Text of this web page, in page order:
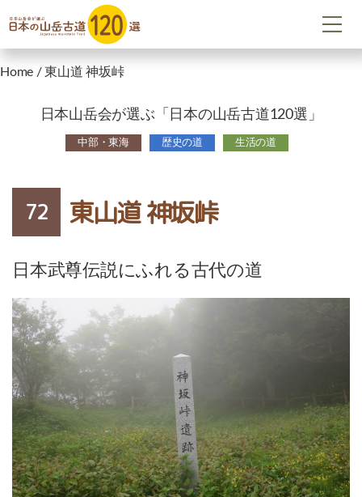
Home /東山道 神坂峠
日本山岳会が選ぶ「日本の山岳古道120選」
中部・東海 歴史の道 生活の道
72 東山道 神坂峠
日本武尊伝説にふれる古代の道